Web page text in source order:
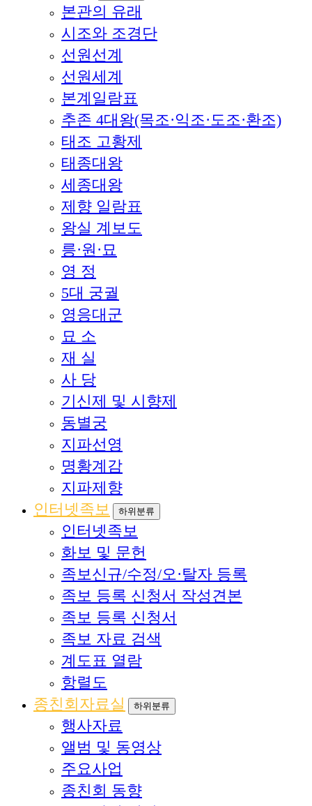
본관의 유래
시조와 조경단
선원선계
선원세계
본계일람표
추존 4대왕(목조·익조·도조·환조)
태조 고황제
태종대왕
세종대왕
제향 일람표
왕실 계보도
릉·원·묘
영 정
5대 궁궐
영응대군
묘 소
재 실
사 당
기신제 및 시향제
동별궁
지파선영
명황계감
지파제향
인터넷족보
하위분류
인터넷족보
화보 및 문헌
족보신규/수정/오·탈자 등록
족보 등록 신청서 작성견본
족보 등록 신청서
족보 자료 검색
계도표 열람
항렬도
종친회자료실
하위분류
행사자료
앨범 및 동영상
주요사업
종친회 동향